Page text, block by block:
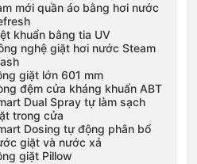
mới quần áo bằng hơi nước
khuẩn bằng tia UV
nghệ giặt hơi nước Steam
giặt lớn 601 mm
đệm cửa kháng khuẩn ABT
Dual Spray tự làm sạch
trong cửa
Dosing tự động phân bổ
giặt và nước xả
giặt Pillow